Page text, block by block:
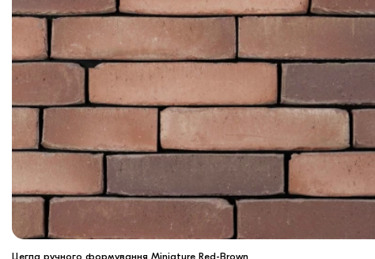
Цегла ручного формування Miniature Red-Brown